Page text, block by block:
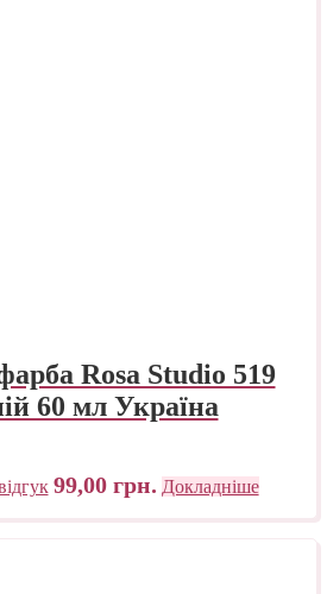
Rosa Studio 519
60 мл Україна
99,00 грн. Докладніше